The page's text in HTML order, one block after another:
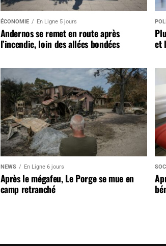
ÉCONOMIE En Ligne 5 jours
Andernos se remet en route après
l’incendie, loin des allées bondées
et
NEWS En Ligne 6 jours
Après le mégafeu, Le Porge se mue en
camp retranché